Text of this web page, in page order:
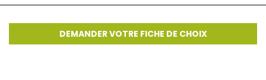
DEMANDER VOTRE FICHE DE CHOIX